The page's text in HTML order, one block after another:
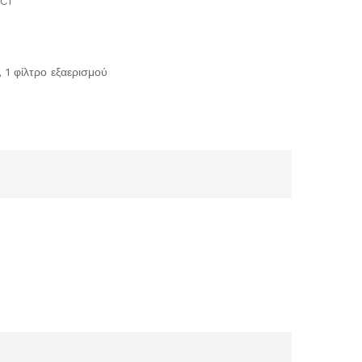
φίλτρο εξαερισμού